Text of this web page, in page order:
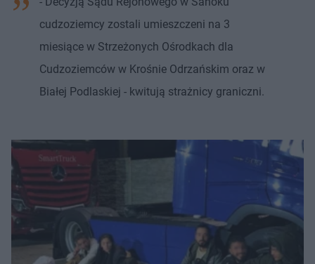
cudzoziemcy zostali umieszczeni na 3
miesiące w Strzeżonych Ośrodkach dla
Cudzoziemców w Krośnie Odrzańskim oraz w
Białej Podlaskiej - kwitują strażnicy graniczni.